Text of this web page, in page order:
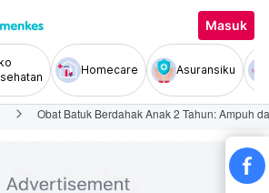
Masuk
Homecare Asuransiku
Obat Batuk Berdahak Anak 2 Tahun: Ampuh